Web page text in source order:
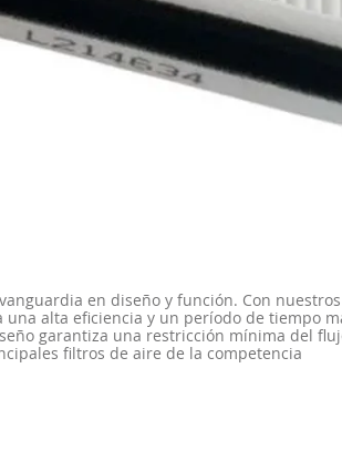
vanguardia en diseño y función. Con
una alta eficiencia y un período de tiempo
garantiza una restricción mínima del
filtros de aire de la competencia